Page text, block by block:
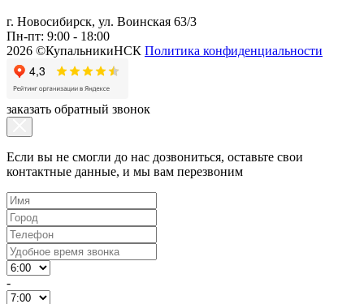
г. Новосибирск, ул. Воинская 63/3
Пн-пт: 9:00 - 18:00
2026 ©КупальникиНСК Политика конфиденциальности
заказать обратный звонок
Если вы не смогли до нас дозвониться, оставьте свои
контактные данные, и мы вам перезвоним
-